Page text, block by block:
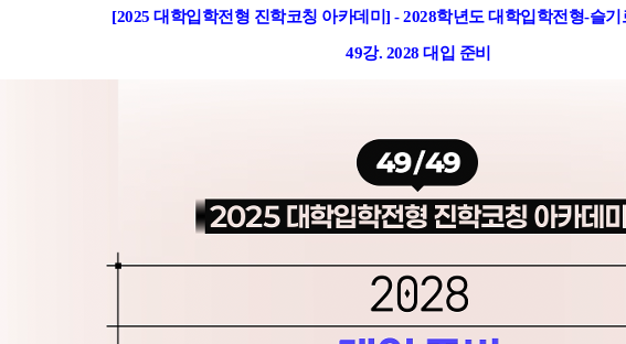
[2025 대학입학전형 진학코칭 아카데미] - 2028학년도 대학입학전형-슬
49강. 2028 대입 준비